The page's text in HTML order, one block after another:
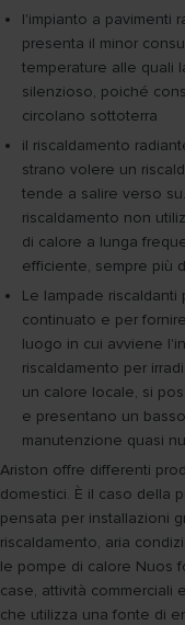
l'impianto a pavimenti
presenta il minor
temperature alle quali
silenzioso, poiché
circolano sottoterra
il riscaldamento
strano volere un
tende a salire verso
riscaldamento non
di calore a lunga
efficiente, sempre più
Le lampade
continuato e per
luogo in cui avviene
riscaldamento per
un calore locale, si
e presentano un
manutenzione quasi
Ariston offre differenti
domestici. È il caso della
pensata per installazioni
riscaldamento, aria
le pompe di calore Nuos
case, attività commerciali
che utilizza una fonte di